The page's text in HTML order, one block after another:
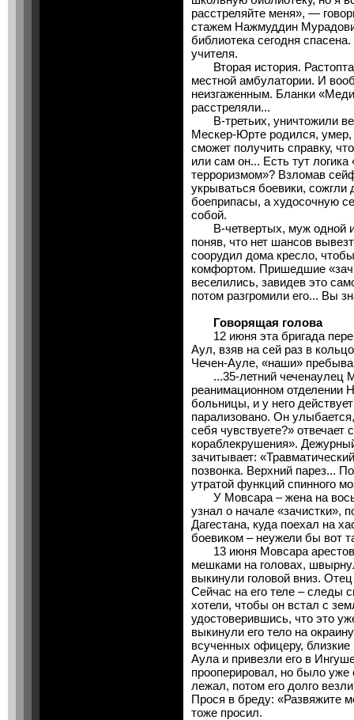
расстреляйте меня», —
стажем Нажмуддин
библиотека сегодня
учителя.
Вторая история.
местной амбулатории. И
неизгаженным. Бланки
расстреляли...
В-третьих, уничтожили
Мескер-Юрте родился, умер,
сможет получить справку,
или сам он... Есть тут
терроризмом»? Взломав
укрываться боевики,
боеприпасы, а худосочную
собой.
В-четвертых, муж одной
поняв, что нет шансов
соорудил дома кресло,
комфортом. Пришедшие
веселились, завидев это
потом разгромили его... Вы
Говорящая голова
12 июня эта бригада
Аул, взяв на сей раз в
Чечен-Ауле, «наши»
...35-летний чеченаулец
реанимационном отделении
больницы, и у него
парализовано. Он
себя чувствуете?» отвечает
кораблекрушения».
зачитывает:
позвонка. Верхний парез...
утратой функций спинного
У Мовсара – жена на
узнал о начале «зачистки»,
Дагестана, куда поехал на
боевиком – неужели бы вот
13 июня Мовсара
мешками на головах,
выкинули головой вниз.
Сейчас на его теле – следы
хотели, чтобы он встал с
удостоверившись, что это
выкинули его тело на
всученных офицеру,
Аула и привезли его в
прооперировал, но было
лежал, потом его долго
Прося в бреду: «Развяжите
тоже просил.